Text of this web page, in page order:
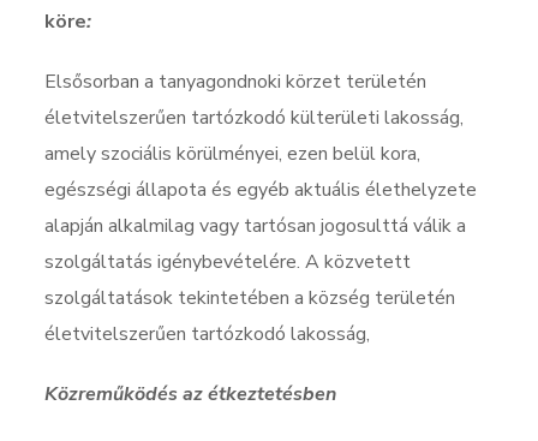
köre:
Elsősorban a tanyagondnoki körzet területén
életvitelszerűen tartózkodó külterületi lakosság,
amely szociális körülményei, ezen belül kora,
egészségi állapota és egyéb aktuális élethelyzete
alapján alkalmilag vagy tartósan jogosulttá válik a
szolgáltatás igénybevételére. A közvetett
szolgáltatások tekintetében a község területén
életvitelszerűen tartózkodó lakosság,
Közreműködésaz étkeztetésben